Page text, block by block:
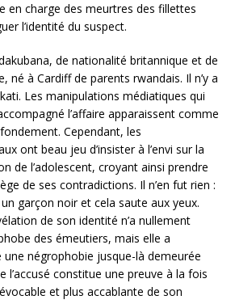
en charge des meurtres des fillettes
l’identité du suspect.
de nationalité britannique et de
né à Cardiff de parents rwandais. Il n’y a
Les manipulations médiatiques qui
l’affaire apparaissent comme
Cependant, les
ont beau jeu d’insister à l’envi sur la
de l’adolescent, croyant ainsi prendre
de ses contradictions. Il n’en fut rien :
garçon noir et cela saute aux yeux.
de son identité n’a nullement
des émeutiers, mais elle a
négrophobie jusque-là demeurée
l’accusé constitue une preuve à la fois
et plus accablante de son